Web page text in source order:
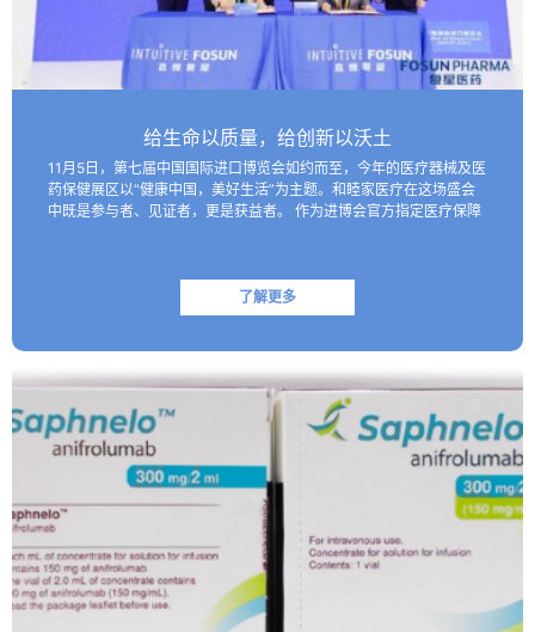
给生命以质量，给创新以沃土
11月5日，第七届中国国际进口博览会如约而至，今年的医疗器械及医
药保健展区以“健康中国，美好生活”为主题。和睦家医疗在这场盛会
中既是参与者、见证者，更是获益者。 作为进博会官方指定医疗保障
了解更多